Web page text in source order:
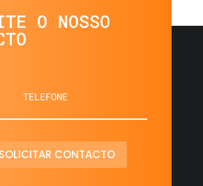
O NOSSO
SOLICITAR CONTACTO